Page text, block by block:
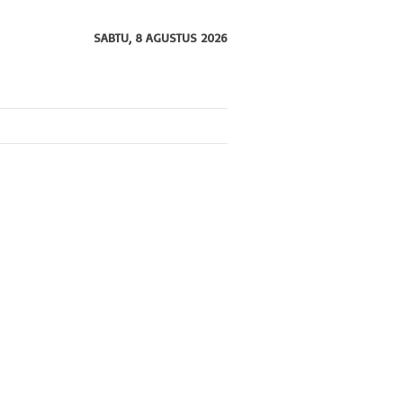
SABTU, 8 AGUSTUS 2026